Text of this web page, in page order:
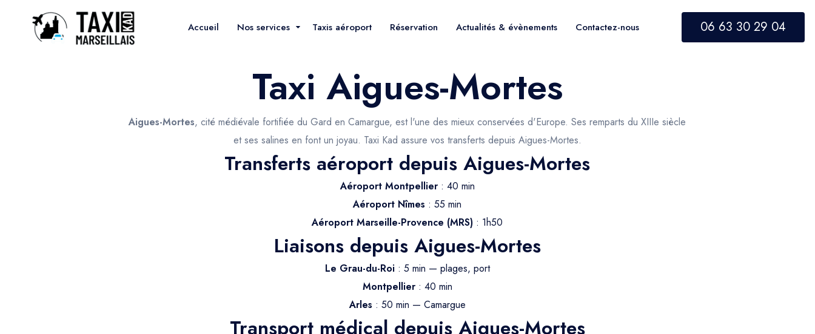
Accueil Nos services Taxis aéroport Réservation Actualités & évènements Contactez-nous 06 63 30 29 04
Taxi Aigues-Mortes
Aigues-Mortes, cité médiévale fortifiée du Gard en Camargue, est l'une des mieux conservées d'Europe. Ses remparts du XIIIe siècle
et ses salines en font un joyau. Taxi Kad assure vos transferts depuis Aigues-Mortes.
Transferts aéroport depuis Aigues-Mortes
Aéroport Montpellier: 40 min
Aéroport Nîmes : 55 min
Aéroport Marseille-Provence (MRS) : 1h50
Liaisons depuis Aigues-Mortes
Le Grau-du-Roi: 5 min — plages, port
Montpellier: 40 min
Arles : 50 min — Camargue
Transport médical depuis Aigues-Mortes